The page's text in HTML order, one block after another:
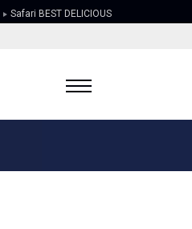
Safari BEST DELICIOUS
りブランド